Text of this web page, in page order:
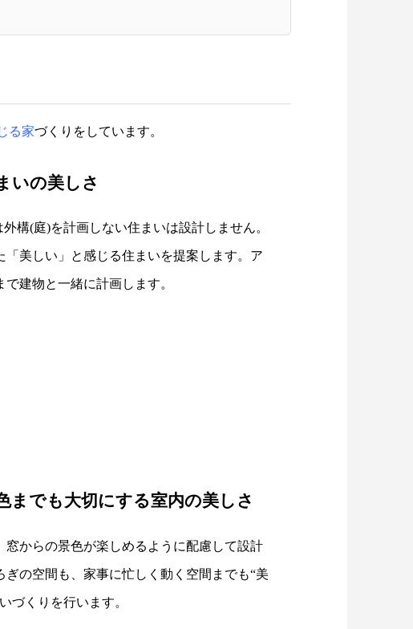
る家づくりをしています。
いの美しさ
構(庭)を計画しない住まいは設計しません。
「美しい」と感じる住まいを提案します。ア
建物と一緒に計画します。
までも大切にする室内の美しさ
窓からの景色が楽しめるように配慮して設計
ぎの空間も、家事に忙しく動く空間までも“美
づくりを行います。